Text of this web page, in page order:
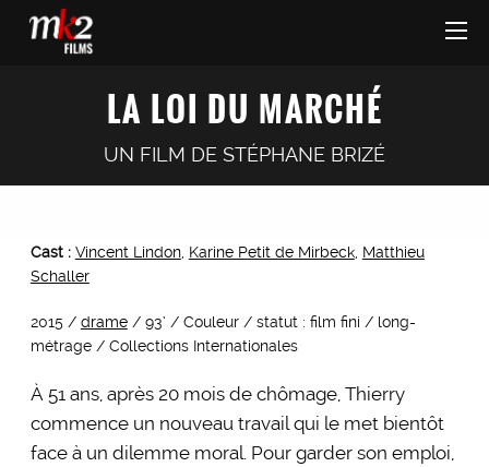
LA LOI DU MARCHÉ
UN FILM DE STÉPHANE BRIZÉ
Cast : Vincent Lindon, Karine Petit de Mirbeck, Matthieu
Schaller
2015 / drame/ 93’ / Couleur / statut : film fini / long-
métrage / Collections Internationales
À 51 ans, après 20 mois de chômage, Thierry
commence un nouveau travail qui le met bientôt
face à un dilemme moral. Pour garder son emploi,